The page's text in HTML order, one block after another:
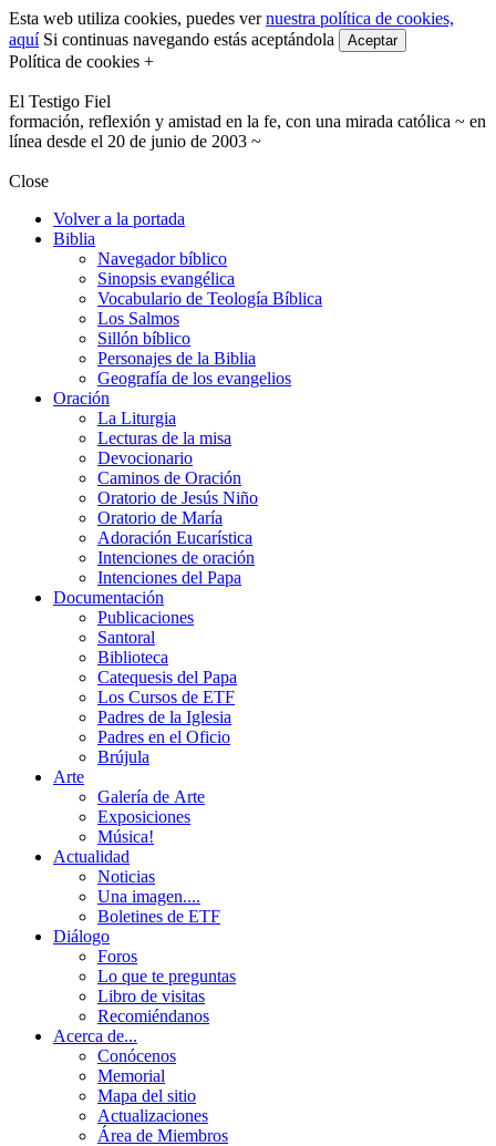
Esta web utiliza cookies, puedes vernuestra política de cookies,
aquíSi continuas navegando estás aceptándola Aceptar
Política de cookies +
El Testigo Fiel
formación, reflexión y amistad en la fe, con una mirada católica ~ en
línea desde el 20 de junio de 2003 ~
Close
Volver a la portada
Biblia
Navegador bíblico
Sinopsis evangélica
Vocabulario de Teología Bíblica
Los Salmos
Sillón bíblico
Personajes de la Biblia
Geografía de los evangelios
Oración
La Liturgia
Lecturas de la misa
Devocionario
Caminos de Oración
Oratorio de Jesús Niño
Oratorio de María
Adoración Eucarística
Intenciones de oración
Intenciones del Papa
Documentación
Publicaciones
Santoral
Biblioteca
Catequesis del Papa
Los Cursos de ETF
Padres de la Iglesia
Padres en el Oficio
Brújula
Arte
Galería de Arte
Exposiciones
Música!
Actualidad
Noticias
Una imagen....
Boletines de ETF
Diálogo
Foros
Lo que te preguntas
Libro de visitas
Recomiéndanos
Acerca de...
Conócenos
Memorial
Mapa del sitio
Actualizaciones
Área de Miembros